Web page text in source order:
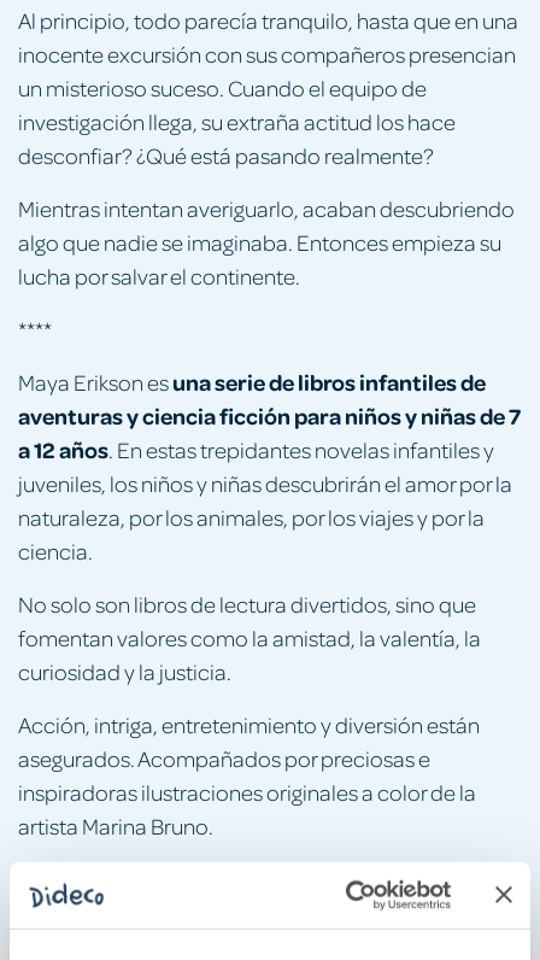
Al principio, todo parecía tranquilo, hasta que en una
inocente excursión con sus compañeros presencian
un misterioso suceso. Cuando el equipo de
investigación llega, su extraña actitud los hace
desconfiar? ¿Qué está pasando realmente?
Mientras intentan averiguarlo, acaban descubriendo
algo que nadie se imaginaba. Entonces empieza su
lucha por salvar el continente.
****
Maya Eriksonesunaserie de libros infantiles de
aventuras y ciencia ficción para niños y niñas de 7
a 12 años. En estas trepidantes novelas infantiles y
juveniles, los niños y niñas descubrirán el amor por la
naturaleza, por los animales, por los viajes y por la
ciencia.
No solo son libros de lectura divertidos, sino que
fomentan valores como la amistad, la valentía, la
curiosidad y la justicia.
Acción, intriga, entretenimiento y diversión están
asegurados. Acompañados por preciosas e
inspiradoras ilustraciones originales a color de la
artista Marina Bruno.
Cómpralos ya y descubre la aventura de este año.